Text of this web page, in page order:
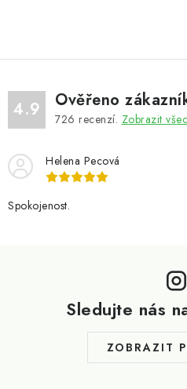
4.9 Ověřeno
726 recenzí. Zobrazit
Helena Pecová
Spokojenost.
Sledujte nás
ZOBRAZIT